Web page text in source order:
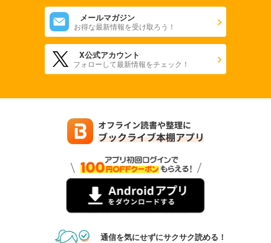
メールマガジン
お得な最新情報を受け取ろう！
X公式アカウント
フォローして最新情報をチェック！
通信を気にせずにサクサク読める！